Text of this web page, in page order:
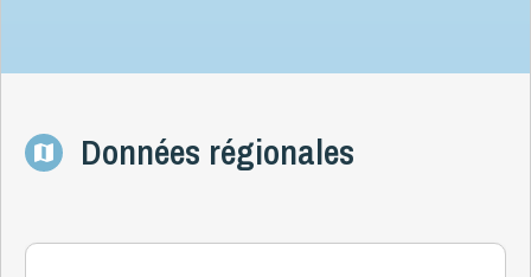
Données régionales